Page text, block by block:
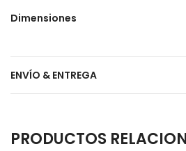
Dimensiones
ENVÍO & ENTREGA
PRODUCTOS